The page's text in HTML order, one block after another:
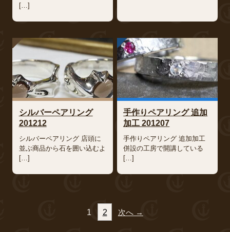
[…]
シルバーペアリング
201212
シルバーペアリング 店頭に
並ぶ商品から石を囲い込むよ
[…]
手作りペアリング 追加
加工 201207
手作りペアリング 追加加工
併設の工房で開講している
[…]
1 2 次へ →